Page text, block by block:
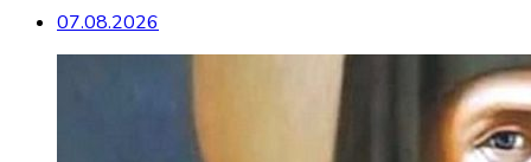
07.08.2026